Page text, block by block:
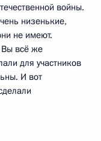
войны.
низенькие,
не имеют.
Вы всё же
для участников
И вот